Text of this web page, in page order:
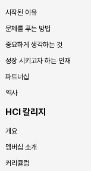
시작된 이유
문제를 푸는 방법
중요하게 생각하는 것
성장 시키고자 하는 인재
파트너십
역사
HCI 칼리지
개요
멤버십 소개
커리큘럼